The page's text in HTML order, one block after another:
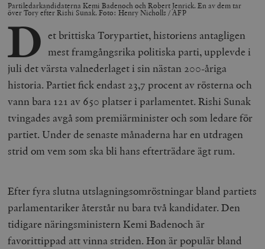
Partiledarkandidaterna Kemi Badenoch och Robert Jenrick. En av dem tar
över Tory efter Rishi Sunak. Foto: Henry Nicholls / AFP
D et brittiska Torypartiet, historiens antagligen
mest framgångsrika politiska parti, upplevde i
juli det värsta valnederlaget i sin nästan 200-åriga
historia. Partiet fick endast 23,7 procent av rösterna och
vann bara 121 av 650 platser i parlamentet. Rishi Sunak
tvingades avgå som premiärminister och som ledare för
partiet. Under de senaste månaderna har en utdragen
strid om vem som ska bli hans efterträdare ägt rum.
Efter fyra slutna utslagningsomröstningar bland partiets
parlamentariker återstår nu bara två kandidater. Den
tidigare näringsministern Kemi Badenoch är
favorittippad att vinna striden. Hon är populär bland